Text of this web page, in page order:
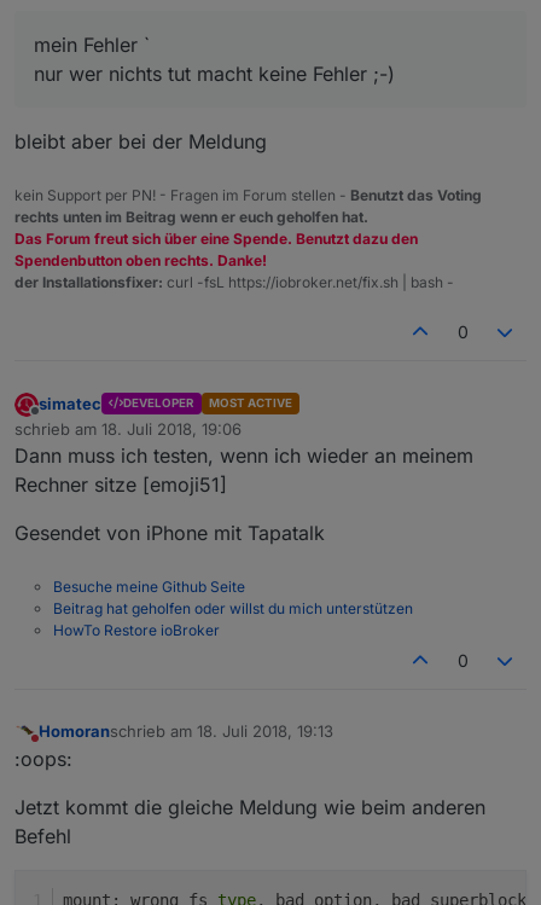
mein Fehler `
nur wer nichts tut macht keine Fehler ;-)
bleibt aber bei der Meldung
kein Support per PN! - Fragen im Forum stellen - Benutzt das Voting
rechts unten im Beitrag wenn er euch geholfen hat.
Das Forum freut sich über eine Spende. Benutzt dazu den
Spendenbutton oben rechts. Danke!
der Installationsfixer: curl -fsL https://iobroker.net/fix.sh | bash -
0
Offline
simatec DEVELOPER MOST ACTIVE
schrieb am 18. Juli 2018, 19:06
zuletzt editiert von
Dann muss ich testen, wenn ich wieder an meinem
Rechner sitze [emoji51]
Gesendet von iPhone mit Tapatalk
Besuche meine Github Seite
Beitrag hat geholfen oder willst du mich unterstützen
HowTo Restore ioBroker
0
Homoranschrieb am 18. Juli 2018, 19:13
zuletzt editiert von
:oops:
Jetzt kommt die gleiche Meldung wie beim anderen
Befehl
mount: wrong fs type, bad option, bad superblock